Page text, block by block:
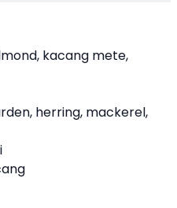
kacang mete,
herring, mackerel,